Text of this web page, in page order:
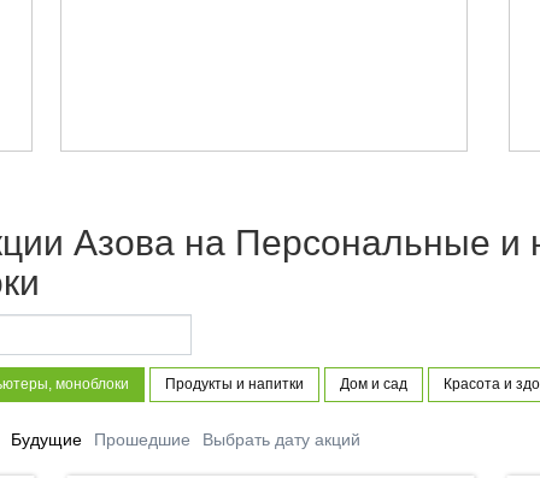
Азова на Персональные и
моноблоки Продукты и напитки Дом и сад Красота и
Будущие Прошедшие Выбрать дату акций